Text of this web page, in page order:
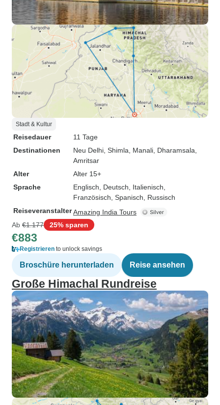
Stadt & Kultur
Reisedauer
11 Tage
Destinationen
Neu Delhi , Shimla , Manali , Dharamsala
Amritsar
Alter
Alter 15+
Sprache
Englisch, Deutsch, Italienisch,
Französisch, Spanisch, Russisch
ReiseveranstalterAmazing India Tours
Ab €1.177 25% sparen
€883
Registrieren to unlock savings
Broschüre herunterladen Reise ansehen
Große Himachal Rundreise